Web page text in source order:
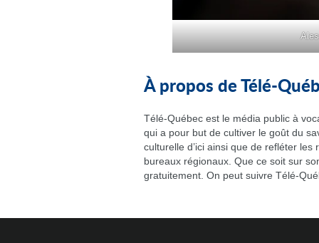
À propos de Télé-
Télé-Québec est le média public à
qui a pour but de cultiver le goût du
culturelle d’ici ainsi que de refléter
bureaux régionaux. Que ce soit sur
gratuitement. On peut suivre Télé-